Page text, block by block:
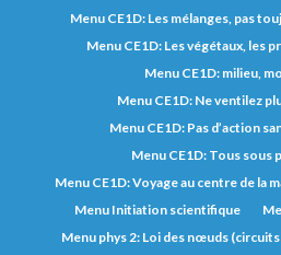
Menu CE1D: Les mélanges, pas
Menu CE1D: Les végétaux, les
Menu CE1D: milieu,
Menu CE1D: Ne ventilez
Menu CE1D: Pas d’action
Menu CE1D: Tous sous
Menu CE1D: Voyage au centre de la
Menu Initiation scientifique
Menu phys 2: Loi des nœuds